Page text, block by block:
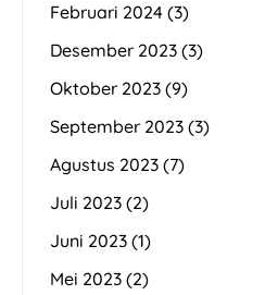
Februari 2024 (3)
Desember 2023 (3)
Oktober 2023 (9)
September 2023 (3)
Agustus 2023 (7)
Juli 2023 (2)
Juni 2023 (1)
Mei 2023 (2)